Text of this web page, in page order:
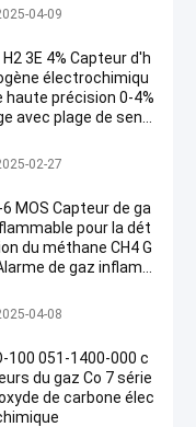
de gaz
04-09
3E 4% Capteur d'h
électrochimiqu
haute précision 0-4%
avec plage de sensi
de gaz
02-27
6 MOS Capteur de ga
pour la dét
du méthane CH4 G
de gaz inflam
de gaz portable
de gaz
04-08
100 051-1400-000 c
du gaz Co 7 série
de carbone élec